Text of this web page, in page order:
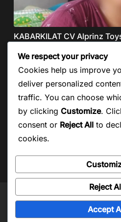
KABARKILAT CV Alprinz
Agustus 5, 2026
KABARKILAT Forkopemras
Integritas, Bukan Kedekatan
Copyright © 2026 Kabar Kilat .
We respect your privacy
Cookies help us improve
deliver personalized
traffic. You can choose
by clicking Customize.
consent or Reject All to
cookies.
Reject
Accept